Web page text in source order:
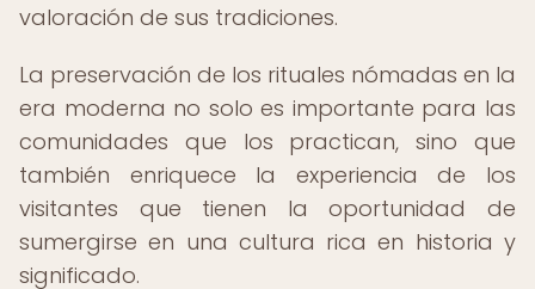
valoración de sus tradiciones.
La preservación de los rituales nómadas en la
era moderna no solo es importante para las
comunidades que los practican, sino que
también enriquece la experiencia de los
visitantes que tienen la oportunidad de
sumergirse en una cultura rica en historia y
significado.